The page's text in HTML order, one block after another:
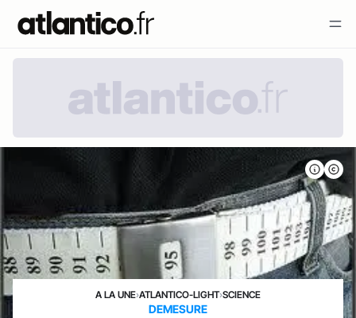
A LA UNE›ATLANTICO-LIGHT›SCIENCE
DEMESURE